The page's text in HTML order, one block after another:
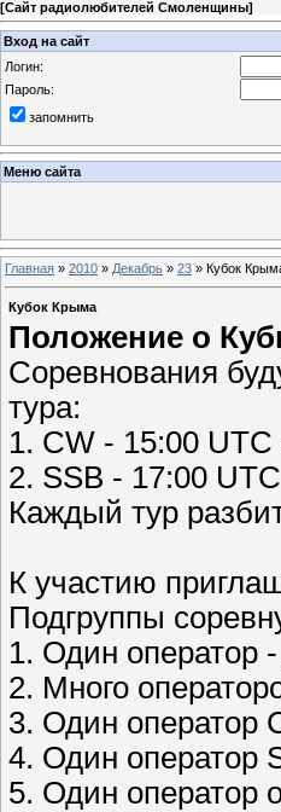
[Сайт радиолюбителей Смоленщины]
Вход на сайт
Логин:
Пароль:
запомнить
Меню сайта
Главная » 2010 » Декабрь » 23 » Кубок
Кубок Крыма
Положение о
Соревнования
тура:
1. CW - 15:00
2. SSB - 17:00
Каждый тур
К участию
Подгруппы
1. Один оператор
2. Много
3. Один оператор
4. Один оператор
5. Один оператор